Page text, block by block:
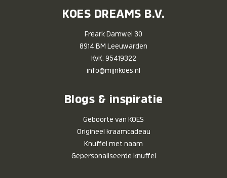
KOES DREAMS B.V.
Freark Damwei 30
8914 BM Leeuwarden
KvK: 95419322
info@mijnkoes.nl
Blogs & inspiratie
Geboorte van KOES
Origineel kraamcadeau
Knuffel met naam
Gepersonaliseerde knuffel